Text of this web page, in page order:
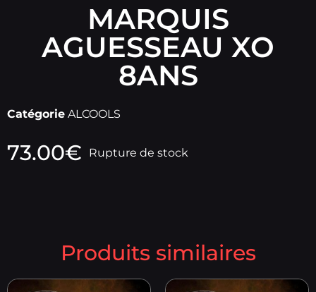
MARQUIS
AGUESSEAU XO
8ANS
Catégorie ALCOOLS
73.00€ Rupture de stock
Produits similaires